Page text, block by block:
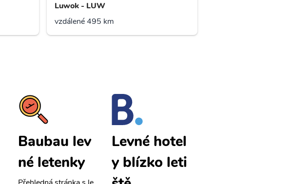
Luwok - LUW
vzdálené 495 km
Baubau lev
né letenky
Levné hotel
y blízko leti